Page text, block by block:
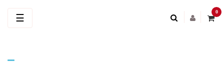
0
Navegación
☰